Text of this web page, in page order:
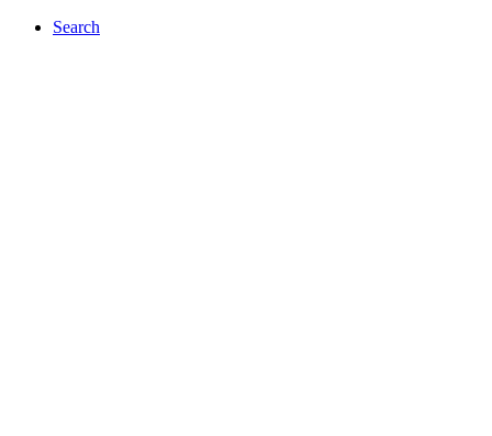
Search